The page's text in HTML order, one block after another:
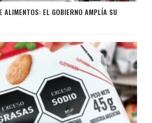
ALIMENTOS: EL GOBIERNO AMPLÍA SU